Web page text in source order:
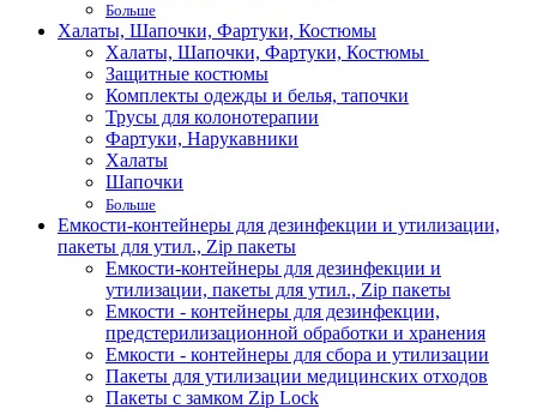
Больше
Халаты, Шапочки, Фартуки, Костюмы
Халаты, Шапочки, Фартуки, Костюмы
Защитные костюмы
Комплекты одежды и белья, тапочки
Трусы для колонотерапии
Фартуки, Нарукавники
Халаты
Шапочки
Больше
Емкости-контейнеры для дезинфекции и утилизации,
пакеты для утил., Zip пакеты
Емкости-контейнеры для дезинфекции и
утилизации, пакеты для утил., Zip пакеты
Емкости - контейнеры для дезинфекции,
предстерилизационной обработки и хранения
Емкости - контейнеры для сбора и утилизации
Пакеты для утилизации медицинских отходов
Пакеты с замком Zip Lock